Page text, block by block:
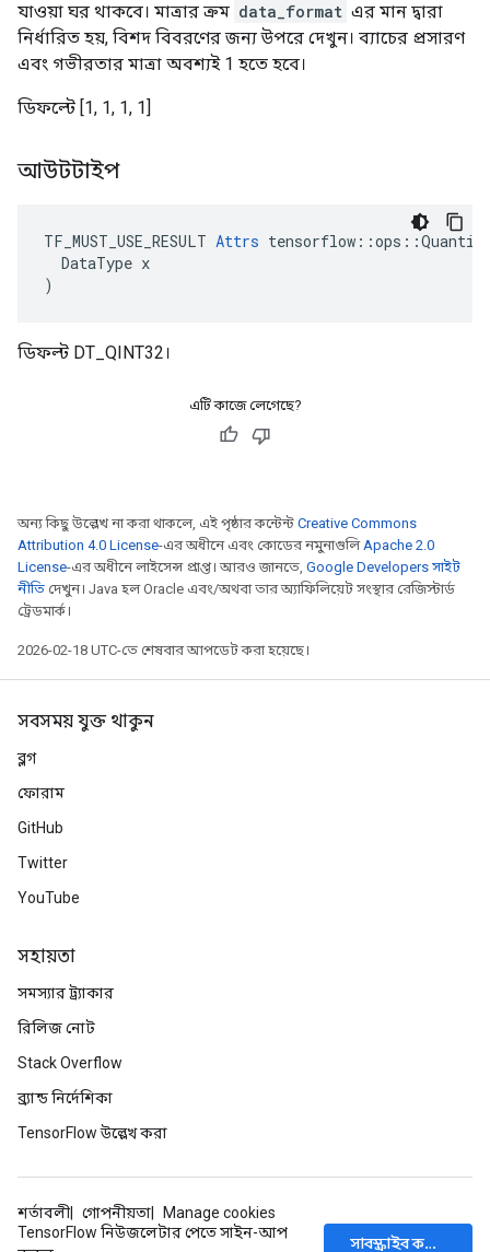
যাওয়া ঘর থাকবে। মাত্রার ক্রম data_format এর মান দ্বারা
নির্ধারিত হয়, বিশদ বিবরণের জন্য উপরে দেখুন। ব্যাচের প্রসারণ
এবং গভীরতার মাত্রা অবশ্যই 1 হতে হবে।
ডিফল্টে [1, 1, 1, 1]
আউটটাইপ
TF_MUST_USE_RESULT Attrs
  DataType x
)
ডিফল্ট DT_QINT32।
এটি কাজে লেগেছে?
অন্য কিছু উল্লেখ না করা থাকলে, এই পৃষ্ঠার কন্টেন্ট Creative Commons
Attribution 4.0 License-এর অধীনে এবং কোডের নমুনাগুলিApache 2.0
License-এর অধীনে লাইসেন্স প্রাপ্ত। আরও জানতে, Google Developers সাইট
নীতি দেখুন। Java হল Oracle এবং/অথবা তার অ্যাফিলিয়েট সংস্থার রেজিস্টার্ড
ট্রেডমার্ক।
2026-02-18 UTC-তে শেষবার আপডেট করা হয়েছে।
সবসময় যুক্ত থাকুন
ব্লগ
ফোরাম
GitHub
Twitter
YouTube
সহায়তা
সমস্যার ট্র্যাকার
রিলিজ নোট
Stack Overflow
ব্র্যান্ড নির্দেশিকা
TensorFlow উল্লেখ করা
শর্তাবলী গোপনীয়তা
Manage cookies
TensorFlow নিউজলেটার পেতে সাইন-আপ
সাবস্ক্রাইব করুন